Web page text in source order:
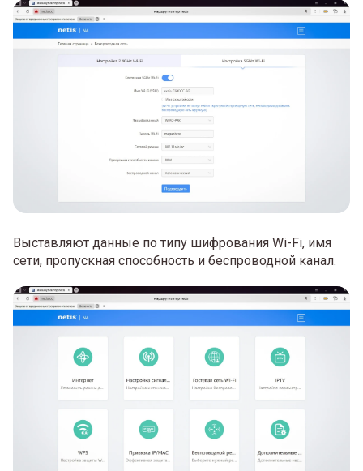
Выставляют данные по типу шифрования Wi-Fi, имя
сети, пропускная способность и беспроводной канал.